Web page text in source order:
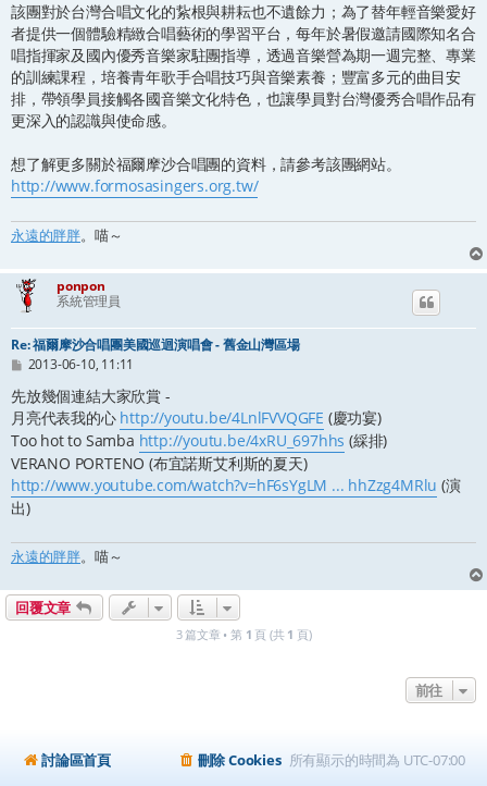
該團對於台灣合唱文化的紥根與耕耘也不遺餘力；為了替年輕音樂愛好
者提供一個體驗精緻合唱藝術的學習平台，每年於暑假邀請國際知名合
唱指揮家及國內優秀音樂家駐團指導，透過音樂營為期一週完整、專業
的訓練課程，培養青年歌手合唱技巧與音樂素養；豐富多元的曲目安
排，帶領學員接觸各國音樂文化特色，也讓學員對台灣優秀合唱作品有
更深入的認識與使命感。
想了解更多關於福爾摩沙合唱團的資料，請參考該團網站。
http://www.formosasingers.org.tw/
永遠的胖胖。喵～
ponpon
系統管理員
Re: 福爾摩沙合唱團美國巡迴演唱會 - 舊金山灣區場
文
2013-06-10, 11:11
先放幾個連結大家欣賞 -
月亮代表我的心 http://youtu.be/4LnlFVVQGFE (慶功宴)
Too hot to Samba http://youtu.be/4xRU_697hhs (綵排)
VERANO PORTENO (布宜諾斯艾利斯的夏天)
http://www.youtube.com/watch?v=hF6sYgLM ... hhZzg4MRlu (演
出)
永遠的胖胖。喵～
回覆文章
3 篇文章 • 第 1 頁 (共 1 頁)
前往
討論區首頁 所有顯示的時間為 UTC-07:00
刪除 Cookies